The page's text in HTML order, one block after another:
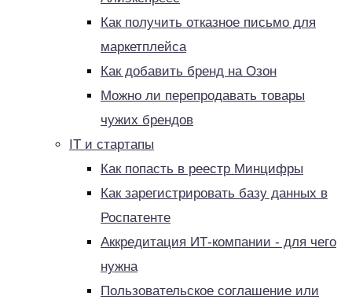
Как получить отказное письмо для
маркетплейса
Как добавить бренд на Озон
Можно ли перепродавать товары
чужих брендов
IT и стартапы
Как попасть в реестр Минцифры
Как зарегистрировать базу данных в
Роспатенте
Аккредитация ИТ-компании - для чего
нужна
Пользовательское соглашение или